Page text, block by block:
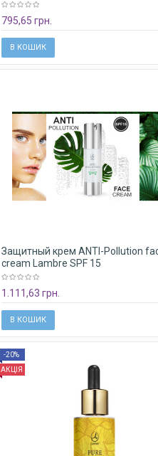
795,65 грн.
В КОШИК
Защитный крем ANTI-Pollution
cream Lambre SPF 15
1.111,63 грн.
В КОШИК
-20%
АКЦІЯ